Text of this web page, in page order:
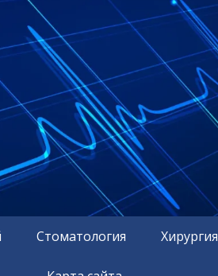
Стоматология Хирургия